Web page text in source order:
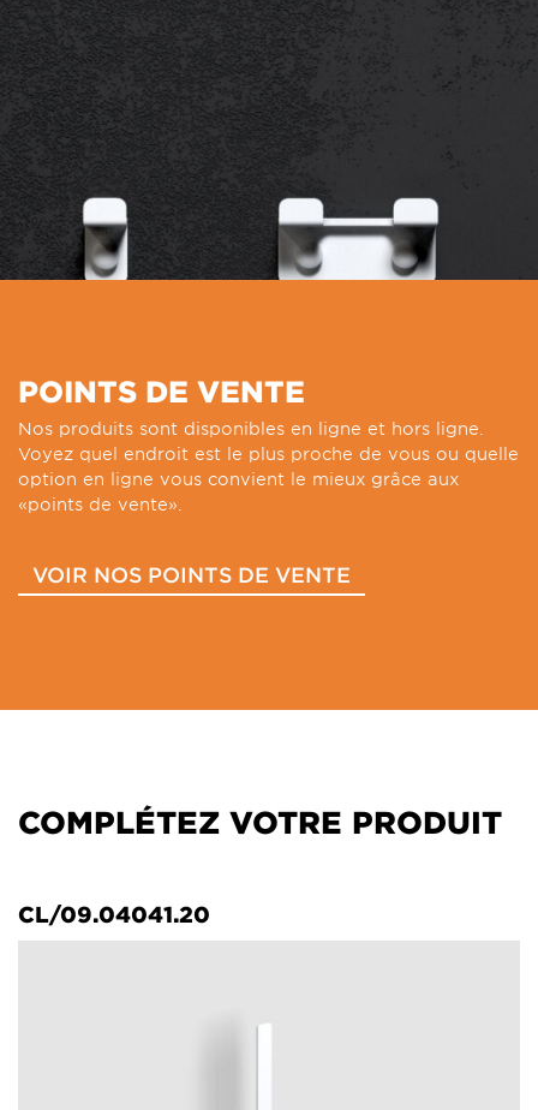
POINTS DE VENTE
Nos produits sont disponibles en ligne et hors ligne.
Voyez quel endroit est le plus proche de vous ou quelle
option en ligne vous convient le mieux grâce aux
«points de vente».
VOIR NOS POINTS DE VENTE
COMPLÉTEZ VOTRE PRODUIT
CL/09.04041.20